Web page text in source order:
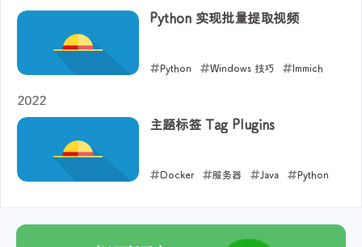
2024-10-29
Python 实现批量提取视频
Python Windows 技巧 Immich
2022
主题标签 Tag Plugins
Docker 服务器 Java Python